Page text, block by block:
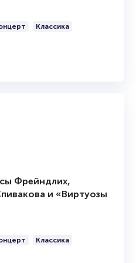
Классика
Фрейндлих,
и «Виртуозы
Классика